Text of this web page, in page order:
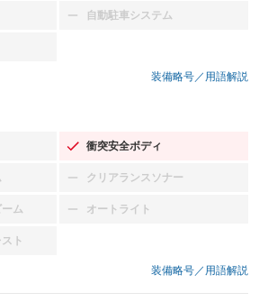
自動駐車システム
：装備なし
装備略号／用語解説
衝突安全ボディ
：装備あり
クリアランスソナー
：装備なし
ム オートライト
：装備なし
ト
装備略号／用語解説